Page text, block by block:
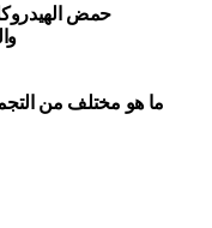
حمض
ما هو مختلف من